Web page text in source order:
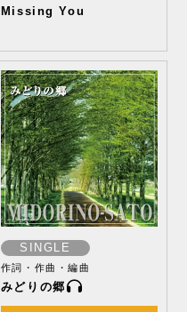
Missing You
SINGLE
作詞・作曲・編曲
みどりの郷